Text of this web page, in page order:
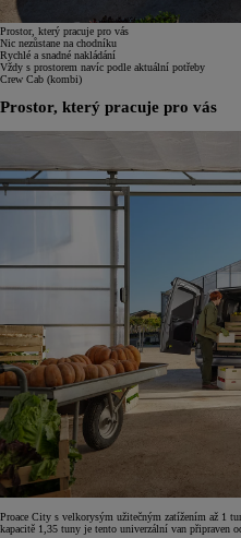
Prostor, který pracuje pro vás
Nic nezůstane na chodníku
Rychlé a snadné nakládání
Vždy s prostorem navíc podle aktuální potřeby
Crew Cab (kombi)
Prostor, který pracuje pro vás
Proace City s velkorysým užitečným zatížením až 1
kapacitě 1,35 tuny je tento univerzální van připraven